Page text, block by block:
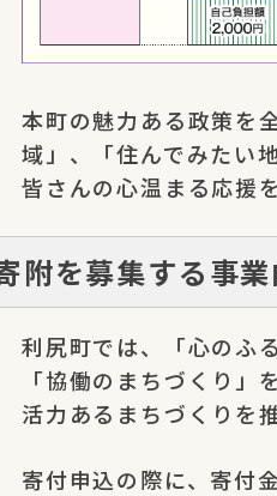
本町の魅力ある政策を
域」、「住んでみたい
皆さんの心温まる応援
附を募集する事
利尻町では、「心のふ
「協働のまちづくり
活力あるまちづくりを
寄付申込の際に、寄付